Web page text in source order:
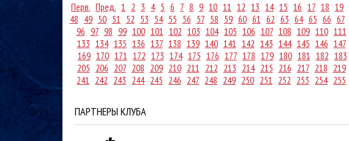
Перв. Пред. 1 2 3 4 5 6 7 8 9 10 11 12 13 14 15 16 17 18 19
48 49 50 51 52 53 54 55 56 57 58 59 60 61 62 63 64 65 66 67
96 97 98 99 100 101 102 103 104 105 106 107 108 109 110 111
133 134 135 136 137 138 139 140 141 142 143 144 145 146 147
169 170 171 172 173 174 175 176 177 178 179 180 181 182 183
205 206 207 208 209 210 211 212 213 214 215 216 217 218 219
241 242 243 244 245 246 247 248 249 250 251 252 253 254 255
ПАРТНЕРЫ КЛУБА